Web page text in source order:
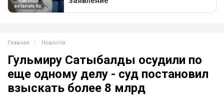
Главная Новости
Гульмиру Сатыбалды осудили по
еще одному делу - суд постановил
взыскать более 8 млрд